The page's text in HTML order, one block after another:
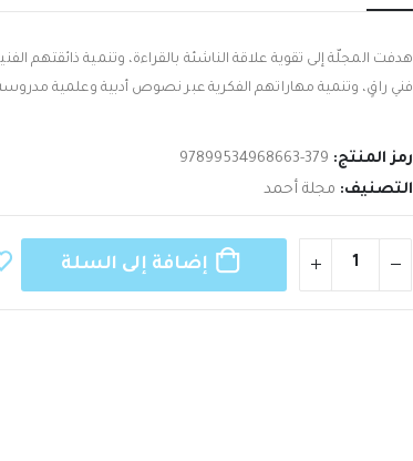
هدفت المجلّة إلى تقوية علاقة الناشئة بالقراءة، وتنمية ذائقتهم
فني راقٍ، وتنمية مهاراتهم الفكرية عبر نصوص أدبية وعلمية
رمز المنتج: 97899534968663-379
التصنيف: مجلة أحمد
إضافة إلى السلة